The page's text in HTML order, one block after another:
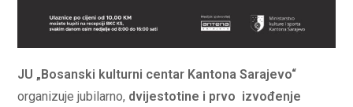
JU „Bosanski kulturni centar Kantona Sarajevo“
organizuje jubilarno, dvijestotine i prvo izvođenje